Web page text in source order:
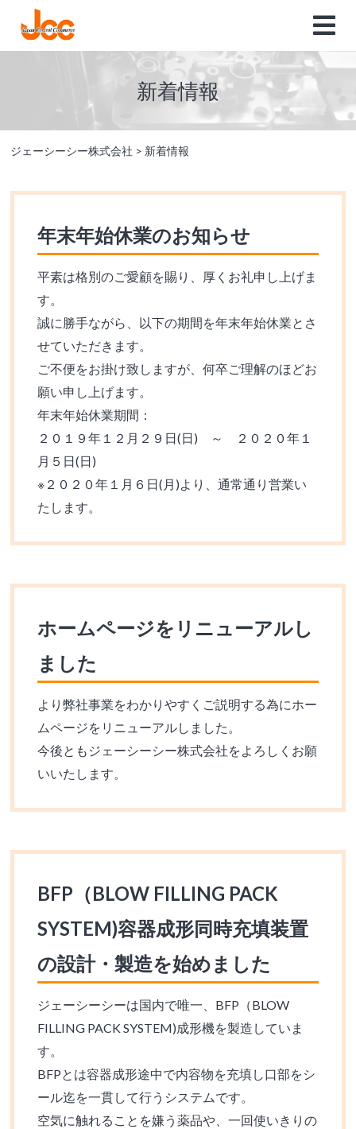
新着情報
ジェーシーシー株式会社 > 新着情報
年末年始休業のお知らせ
平素は格別のご愛顧を賜り、厚くお礼申し上げま
す。
誠に勝手ながら、以下の期間を年末年始休業とさ
せていただきます。
ご不便をお掛け致しますが、何卒ご理解のほどお
願い申し上げます。
年末年始休業期間：
２０１９年１２月２９日(日) ～ ２０２０年１
月５日(日)
※２０２０年１月６日(月)より、通常通り営業い
たします。
ホームページをリニューアルし
ました
より弊社事業をわかりやすくご説明する為にホー
ムページをリニューアルしました。
今後ともジェーシーシー株式会社をよろしくお願
いいたします。
BFP（BLOW FILLING PACK
SYSTEM)容器成形同時充填装置
の設計・製造を始めました
ジェーシーシーは国内で唯一、BFP（BLOW
FILLING PACK SYSTEM)成形機を製造していま
す。
BFPとは容器成形途中で内容物を充填し口部をシ
ール迄を一貫して行うシステムです。
空気に触れることを嫌う薬品や、一回使いきりの